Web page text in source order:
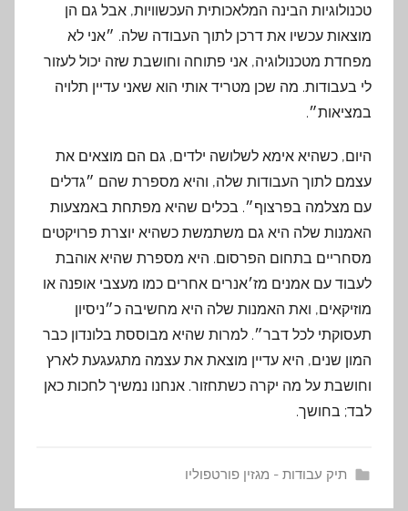
טכנולוגיות הבינה המלאכותית העכשוויות, אבל גם הן
מוצאות עכשיו את דרכן לתוך העבודה שלה. ״אני לא
מפחדת מטכנולוגיה, אני פתוחה וחושבת שזה יכול לעזור
לי בעבודות. מה שכן מטריד אותי הוא שאני עדיין תלויה
במציאות״.
היום, כשהיא אימא לשלושה ילדים, גם הם מוצאים את
עצמם לתוך העבודות שלה, והיא מספרת שהם ״גדלים
עם מצלמה בפרצוף״. בכלים שהיא מפתחת באמצעות
האמנות שלה היא גם משתמשת כשהיא יוצרת פרויקטים
מסחריים בתחום הפרסום. היא מספרת שהיא אוהבת
לעבוד עם אמנים מז׳אנרים אחרים כמו מעצבי אופנה או
מוזיקאים, ואת האמנות שלה היא מחשיבה כ״ניסיון
תעסוקתי לכל דבר״. למרות שהיא מבוססת בלונדון כבר
המון שנים, היא עדיין מוצאת את עצמה מתגעגעת לארץ
וחושבת על מה יקרה כשתחזור. אנחנו נמשיך לחכות כאן
לבד; בחושך.
תיק עבודות - מגזין פורטפוליו